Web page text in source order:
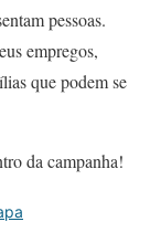
pessoas.
empregos,
que podem se
da campanha!